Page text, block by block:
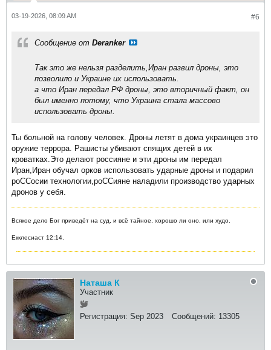
#6
03-19-2026, 08:09 AM
Сообщение от Deranker
Так это же нельзя разделить,Иран развил дроны, это
позволило и Украине их использовать.
а что Иран передал РФ дроны, это вторичный факт, он
был именно потому, что Украина стала массово
использовать дроны.
Ты больной на голову человек. Дроны летят в дома украинцев это
оружие террора. Рашисты убивают спящих детей в их
кроватках.Это делают россияне и эти дроны им передал
Иран,Иран обучал орков использовать ударные дроны и подарил
роССосии технологии,роССияне наладили производство ударных
дронов у себя.
Всякое дело Бог приведёт на суд, и всё тайное, хорошо ли оно, или худо.
Екклесиаст 12:14.
Наташа К
Участник
Регистрация: Sep 2023 Сообщений: 13305